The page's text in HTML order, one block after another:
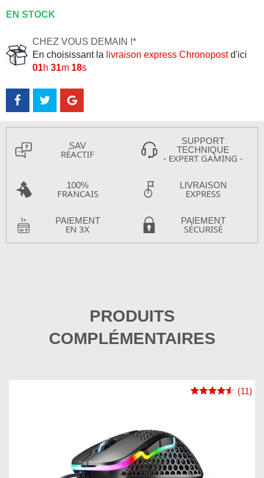
EN STOCK
CHEZ VOUS DEMAIN !*
En choisissant la livraison express Chronopostd'ici
01h 31m 17s
SAV
RÉACTIF
SUPPORT
TECHNIQUE
- EXPERT GAMING -
100%
FRANCAIS
LIVRAISON
EXPRESS
PAIEMENT
EN 3X
PAIEMENT
SÉCURISÉ
PRODUITS
COMPLÉMENTAIRES
(11)